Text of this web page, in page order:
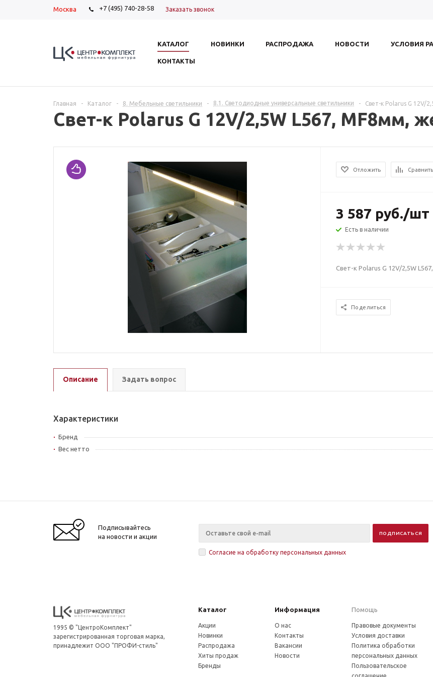
Москва +7 (495) 740-28-58 Заказать звонок
КАТАЛОГ НОВИНКИ РАСПРОДАЖА НОВОСТИ УСЛОВИЯ
КОНТАКТЫ
Главная - Каталог - 8. Мебельные светильники - 8.1. Светодиодные универсальные светильники - Свет-к Polarus G 12V/
Свет-к Polarus G 12V/2,5W L567, MF8мм,
Отложить Сравнить
3 587 руб./шт
Есть в наличии
Свет-к Polarus G 12V/2,5W
Поделиться
Описание Задать вопрос
Характеристики
Бренд
Вес нетто
Подписывайтесь
на новости и акции
Согласие на обработку персональных данных
1995 © "ЦентроКомплект"
зарегистрированная торговая марка,
принадлежит ООО "ПРОФИ-стиль"
Каталог Информация Помощь
Акции
Новинки
Распродажа
Хиты продаж
Бренды
О нас
Контакты
Вакансии
Новости
Правовые документы
Условия доставки
Политика обработки
персональных данных
Пользовательское
соглашение